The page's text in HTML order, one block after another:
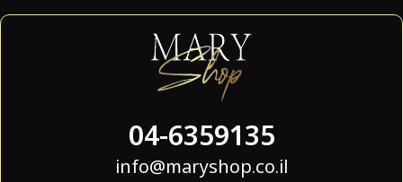
04-6359135
info@maryshop.co.il